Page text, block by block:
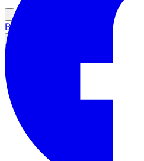
Вход для партнёров